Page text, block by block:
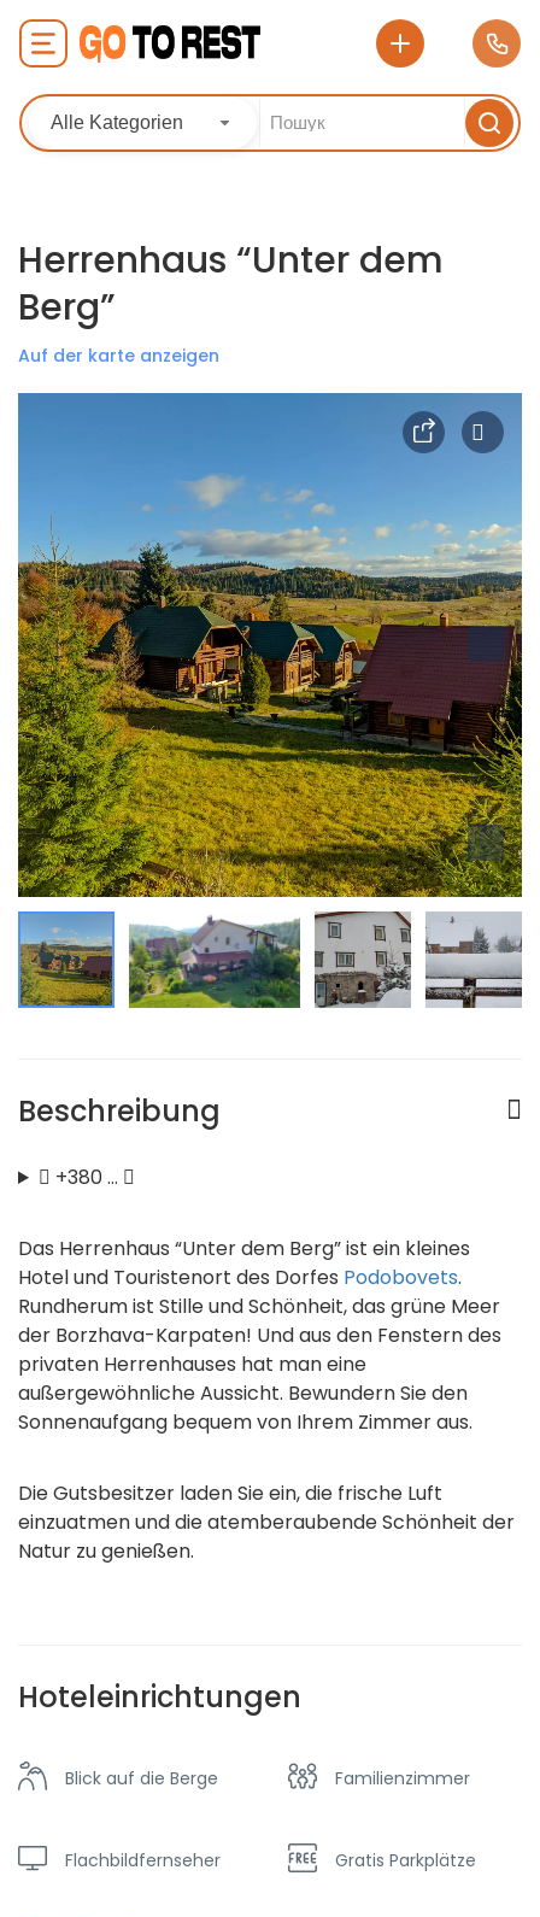
Alle Kategorien
Herrenhaus “Unter dem
Berg”
Auf der karte anzeigen
Beschreibung
+380 …
Das Herrenhaus “Unter dem Berg” ist ein kleines
Hotel und Touristenort des Dorfes Podobovets.
Rundherum ist Stille und Schönheit, das grüne Meer
der Borzhava-Karpaten! Und aus den Fenstern des
privaten Herrenhauses hat man eine
außergewöhnliche Aussicht. Bewundern Sie den
Sonnenaufgang bequem von Ihrem Zimmer aus.
Die Gutsbesitzer laden Sie ein, die frische Luft
einzuatmen und die atemberaubende Schönheit der
Natur zu genießen.
Hoteleinrichtungen
Blick auf die Berge Familienzimmer
Flachbildfernseher Gratis Parkplätze